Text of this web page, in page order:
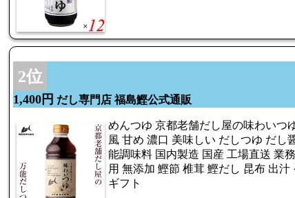
2位
1,400円 だし専門店 福島鰹公式通販
めんつゆ 京都老舗だし屋の味わいつ
風 甘め 濃口 美味しい だしつゆ だし
能調味料 国内製造 国産 工場直送 業
用 無添加 鰹節 椎茸 鰹だし 昆布 出
ギフト